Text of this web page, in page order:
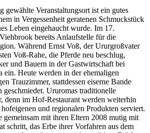
gewählte Veranstaltungsort ist ein gutes
in Vergessenheit geratenen Schmuckstück
Leben eingehaucht wurde. Im 17.
bereits Anlaufstelle für die
Während Ernst Voß, der Ururgroßvater
Voß-Rahe, die Pferde neu beschlug,
und Bauern in der Gastwirtschaft bei
ein. Heute werden in der ehemaligen
Trauzimmer, stattdessen eiserne Bande
geschmiedet. Ururomas traditionelle
denn im Hof-Restaurant werden weiterhin
und regionalen Produkten serviert.
gemeinsam mit ihren Eltern 2008 mutig mit
schritt, das Erbe ihrer Vorfahren aus dem